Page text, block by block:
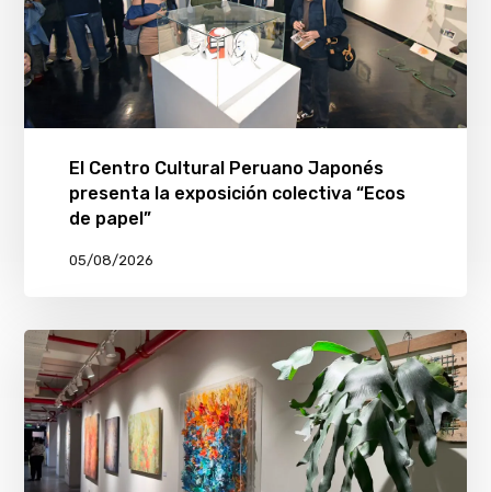
El Centro Cultural Peruano Japonés
presenta la exposición colectiva “Ecos
de papel”
05/08/2026